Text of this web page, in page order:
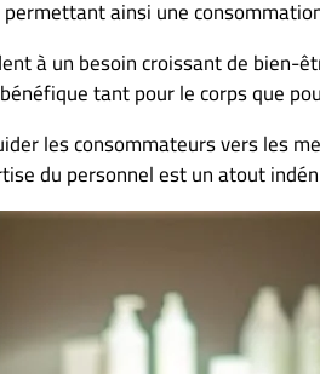
ainsi une
à un besoin croissant de bien-
tant pour le corps que
les consommateurs vers les
du personnel est un atout